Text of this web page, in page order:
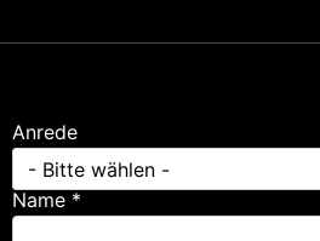
Anrede
- Bitte wählen -
Name *